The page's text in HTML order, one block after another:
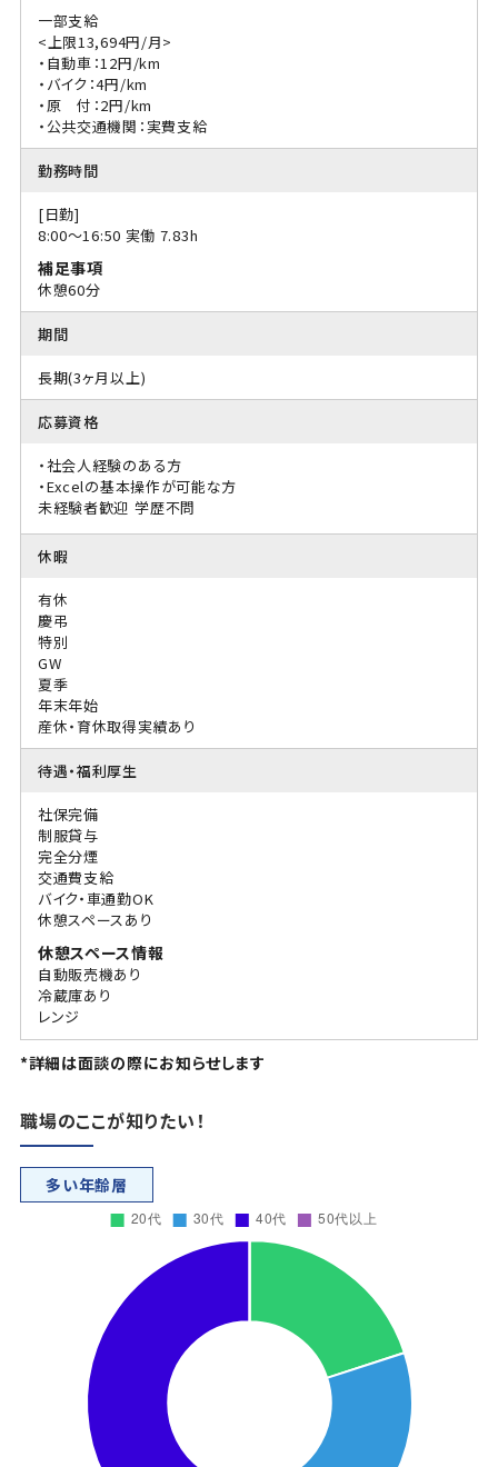
一部支給
<上限13,694円/月>
・自動車：12円/km
・バイク：4円/km
・原 付：2円/km
・公共交通機関：実費支給
勤務時間
[日勤]
8:00〜16:50 実働 7.83h
補足事項
休憩60分
期間
長期(3ヶ月以上)
応募資格
・社会人経験のある方
・Excelの基本操作が可能な方
未経験者歓迎 学歴不問
休暇
有休
慶弔
特別
GW
夏季
年末年始
産休・育休取得実績あり
待遇・福利厚生
社保完備
制服貸与
完全分煙
交通費支給
バイク・車通勤OK
休憩スペースあり
休憩スペース情報
自動販売機あり
冷蔵庫あり
レンジ
*詳細は面談の際にお知らせします
職場のここが知りたい！
多い年齢層